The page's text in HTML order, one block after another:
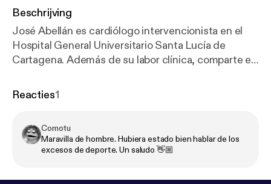
Beschrijving
José Abellán es cardiólogo intervencionista en el
Hospital General Universitario Santa Lucía de
Cartagena. Además de su labor clínica, comparte en
enfoque preventivo, acercando la salud
cardiovasculares le han permitido observar de
primera mano el impacto de los hábitos de vida en la
Reacties1
Comotu
Maravilla de hombre. Hubiera estado bien hablar de los
excesos de deporte. Un saludo 👋🏼